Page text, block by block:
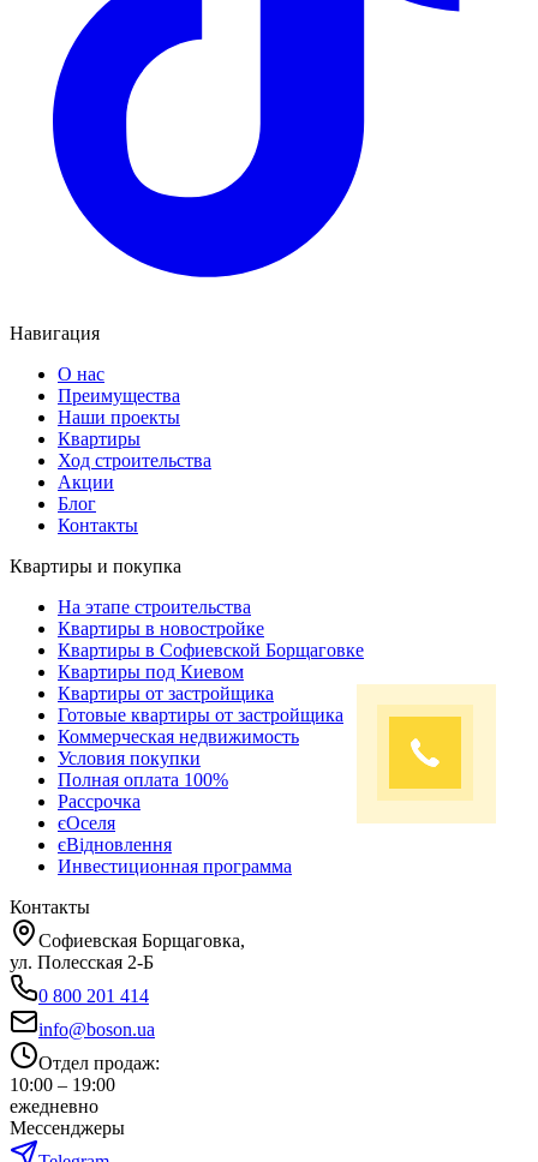
Навигация
О нас
Преимущества
Наши проекты
Квартиры
Ход строительства
Акции
Блог
Контакты
Квартиры и покупка
На этапе строительства
Квартиры в новостройке
Квартиры в Софиевской Борщаговке
Квартиры под Киевом
Квартиры от застройщика
Готовые квартиры от застройщика
Коммерческая недвижимость
Условия покупки
Полная оплата 100%
Рассрочка
єОселя
єВідновлення
Инвестиционная программа
Контакты
Софиевская Борщаговка,
ул. Полесская 2-Б
0 800 201 414
info@boson.ua
Отдел продаж:
10:00 – 19:00
ежедневно
Мессенджеры